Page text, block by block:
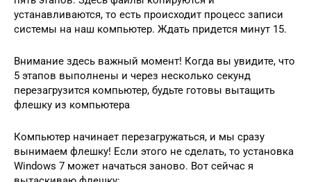
устанавливаются, то есть происходит процесс записи
системы на наш компьютер. Ждать придется минут 15.
Внимание здесь важный момент! Когда вы увидите, что
5 этапов выполнены и через несколько секунд
перезагрузится компьютер, будьте готовы вытащить
флешку из компьютера
Компьютер начинает перезагружаться, и мы сразу
вынимаем флешку! Если этого не сделать, то установка
Windows 7 может начаться заново. Вот сейчас я